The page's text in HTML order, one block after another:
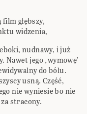
głębszy,
widzenia,
nudnawy, i już
Nawet jego ‚wymowę’
do bólu.
usną. Część,
nie wyniesie bo nie
stracony.